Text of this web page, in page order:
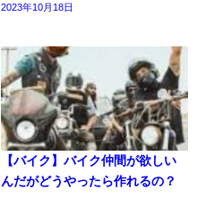
2023年10月18日
【バイク】バイク仲間が欲しい
んだがどうやったら作れるの？